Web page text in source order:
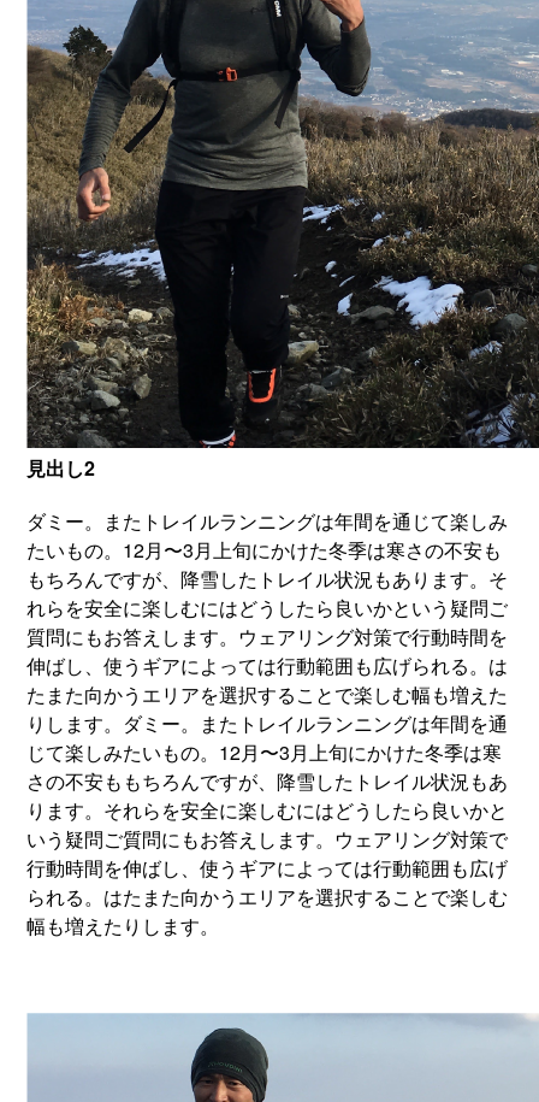
見出し2
ダミー。またトレイルランニングは年間を通じて楽しみ
たいもの。12月〜3月上旬にかけた冬季は寒さの不安も
もちろんですが、降雪したトレイル状況もあります。そ
れらを安全に楽しむにはどうしたら良いかという疑問ご
質問にもお答えします。ウェアリング対策で行動時間を
伸ばし、使うギアによっては行動範囲も広げられる。は
たまた向かうエリアを選択することで楽しむ幅も増えた
りします。ダミー。またトレイルランニングは年間を通
じて楽しみたいもの。12月〜3月上旬にかけた冬季は寒
さの不安ももちろんですが、降雪したトレイル状況もあ
ります。それらを安全に楽しむにはどうしたら良いかと
いう疑問ご質問にもお答えします。ウェアリング対策で
行動時間を伸ばし、使うギアによっては行動範囲も広げ
られる。はたまた向かうエリアを選択することで楽しむ
幅も増えたりします。